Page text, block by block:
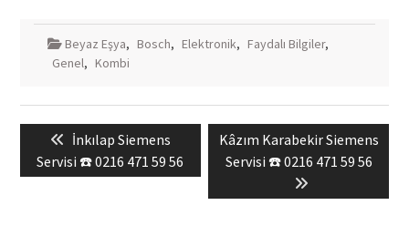
Beyaz Eşya, Bosch, Elektronik, Faydalı Bilgiler,
Genel, Kombi
gezinmesiPrevious
post:
İnkılap Siemens
Servisi ☎️ 0216 471 59 56
Next
post:
Kâzım Karabekir Siemens
Servisi ☎️ 0216 471 59 56